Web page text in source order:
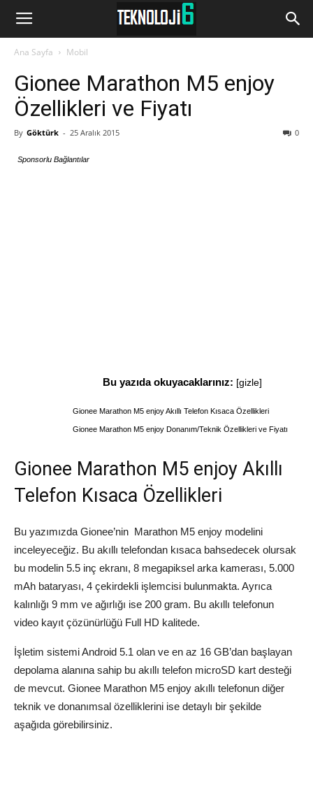
www.Teknoloji6.com
Ana Sayfa Mobil
Gionee Marathon M5 enjoy
Özellikleri ve Fiyatı
By Göktürk - 25 Aralık 2015 0
Sponsorlu Bağlantılar
Bu yazıda okuyacaklarınız: [gizle]
Gionee Marathon M5 enjoy Akıllı Telefon Kısaca Özellikleri
Gionee Marathon M5 enjoy Donanım/Teknik Özellikleri ve Fiyatı
Gionee Marathon M5 enjoy Akıllı
Telefon Kısaca Özellikleri
Bu yazımızda Gionee’nin Marathon M5 enjoy modelini
inceleyeceğiz. Bu akıllı telefondan kısaca bahsedecek olursak
bu modelin 5.5 inç ekranı, 8 megapiksel arka kamerası, 5.000
mAh bataryası, 4 çekirdekli işlemcisi bulunmakta. Ayrıca
kalınlığı 9 mm ve ağırlığı ise 200 gram. Bu akıllı telefonun
video kayıt çözünürlüğü Full HD kalitede.
İşletim sistemi Android 5.1 olan ve en az 16 GB’dan başlayan
depolama alanına sahip bu akıllı telefon microSD kart desteği
de mevcut. Gionee Marathon M5 enjoy akıllı telefonun diğer
teknik ve donanımsal özelliklerini ise detaylı bir şekilde
aşağıda görebilirsiniz.